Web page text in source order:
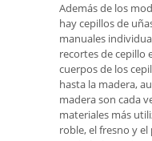
Además de los
hay cepillos de
manuales
recortes de cepillo
cuerpos de los
hasta la madera,
madera son cada
materiales más
roble, el fresno y el